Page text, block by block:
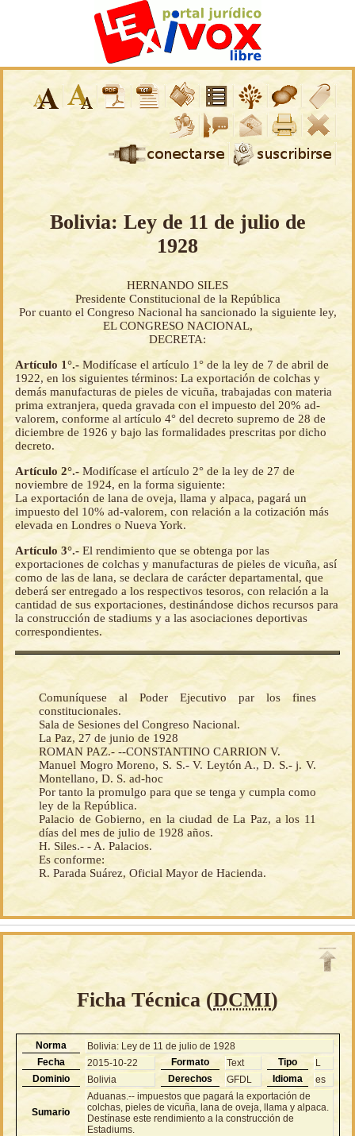
Bolivia: Ley de 11 de julio de
1928
HERNANDO SILES
Presidente Constitucional de la República
Por cuanto el Congreso Nacional ha sancionado la siguiente ley,
EL CONGRESO NACIONAL,
DECRETA:
Artículo 1°.- Modifícase el artículo 1° de la ley de 7 de abril de
1922, en los siguientes términos: La exportación de colchas y
demás manufacturas de pieles de vicuña, trabajadas con materia
prima extranjera, queda gravada con el impuesto del 20% ad-
valorem, conforme al artículo 4° del decreto supremo de 28 de
diciembre de 1926 y bajo las formalidades prescritas por dicho
decreto.
Artículo 2°.- Modifícase el artículo 2° de la ley de 27 de
noviembre de 1924, en la forma siguiente:
La exportación de lana de oveja, llama y alpaca, pagará un
impuesto del 10% ad-valorem, con relación a la cotización más
elevada en Londres o Nueva York.
Artículo 3°.- El rendimiento que se obtenga por las
exportaciones de colchas y manufacturas de pieles de vicuña, así
como de las de lana, se declara de carácter departamental, que
deberá ser entregado a los respectivos tesoros, con relación a la
cantidad de sus exportaciones, destinándose dichos recursos para
la construcción de stadiums y a las asociaciones deportivas
correspondientes.
Comuníquese al Poder Ejecutivo par los fines
constitucionales.
Sala de Sesiones del Congreso Nacional.
La Paz, 27 de junio de 1928
ROMAN PAZ.- --CONSTANTINO CARRION V.
Manuel Mogro Moreno, S. S.- V. Leytón A., D. S.- j. V.
Montellano, D. S. ad-hoc
Por tanto la promulgo para que se tenga y cumpla como
ley de la República.
Palacio de Gobierno, en la ciudad de La Paz, a los 11
días del mes de julio de 1928 años.
H. Siles.- - A. Palacios.
Es conforme:
R. Parada Suárez, Oficial Mayor de Hacienda.
Ficha Técnica (DCMI)
Norma
Bolivia: Ley de 11 de julio de 1928
Fecha
2015-10-22 Formato Text Tipo
L
Dominio
Bolivia Derechos GFDL Idioma es
Sumario
Aduanas.-- impuestos que pagará la exportación de
colchas, pieles de vicuña, lana de oveja, llama y alpaca.
Destínase este rendimiento a la construcción de
Estadiums.